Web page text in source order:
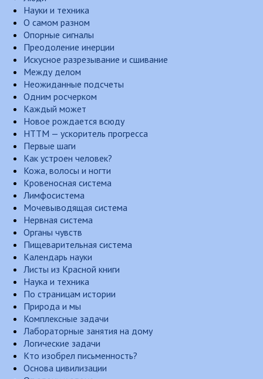
Науки и техника
О самом разном
Опорные сигналы
Преодоление инерции
Искусное разрезывание и сшивание
Между делом
Неожиданные подсчеты
Одним росчерком
Каждый может
Новое рождается всюду
НТТМ — ускоритель прогресса
Первые шаги
Как устроен человек?
Кожа, волосы и ногти
Кровеносная система
Лимфосистема
Мочевыводящая система
Нервная система
Органы чувств
Пищеварительная система
Календарь науки
Листы из Красной книги
Наука и техника
По страницам истории
Природа и мы
Комплексные задачи
Лабораторные занятия на дому
Логические задачи
Кто изобрел письменность?
Основа цивилизации